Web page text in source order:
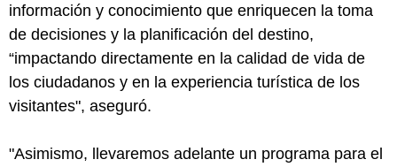
información y conocimiento que enriquecen la toma
de decisiones y la planificación del destino,
“impactando directamente en la calidad de vida de
los ciudadanos y en la experiencia turística de los
visitantes", aseguró.
"Asimismo, llevaremos adelante un programa para el